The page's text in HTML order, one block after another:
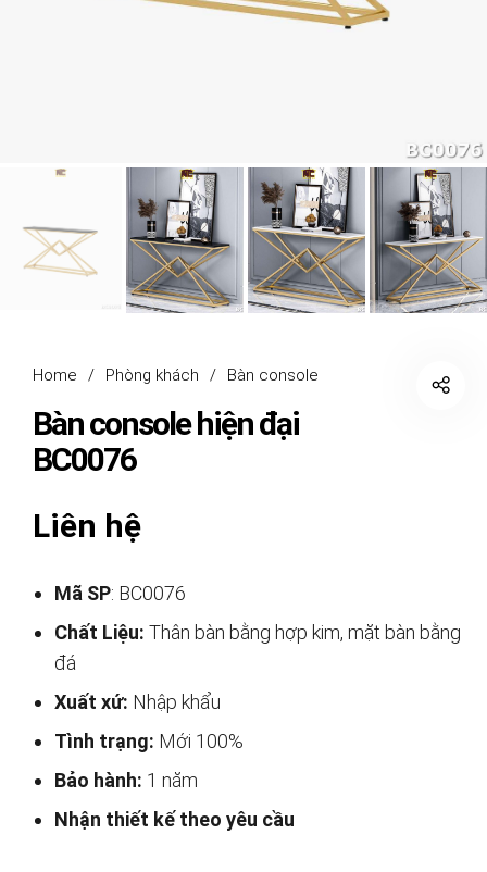
Home / Phòng khách / Bàn console
Bàn console hiện đại
BC0076
Liên hệ
Mã SP: BC0076
Chất Liệu: Thân bàn bằng hợp kim, mặt bàn bằng
đá
Xuất xứ: Nhập khẩu
Tình trạng: Mới 100%
Bảo hành: 1 năm
Nhận thiết kế theo yêu cầu